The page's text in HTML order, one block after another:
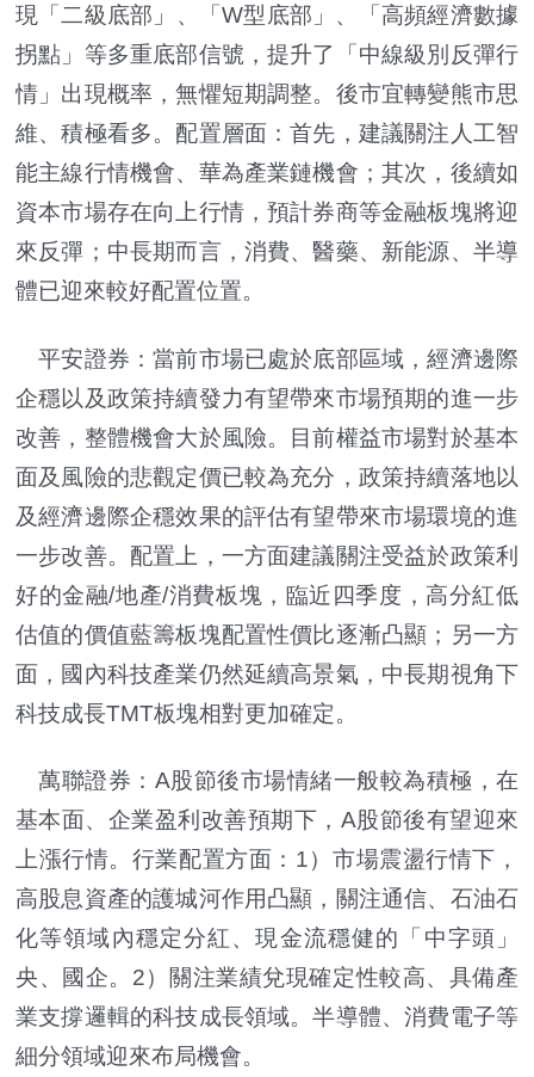
現「二級底部」、「W型底部」、「高頻經濟數據
拐點」等多重底部信號，提升了「中線級別反彈行
情」出現概率，無懼短期調整。後市宜轉變熊市思
維、積極看多。配置層面：首先，建議關注人工智
能主線行情機會、華為產業鏈機會；其次，後續如
資本市場存在向上行情，預計券商等金融板塊將迎
來反彈；中長期而言，消費、醫藥、新能源、半導
體已迎來較好配置位置。
平安證券：當前市場已處於底部區域，經濟邊際
企穩以及政策持續發力有望帶來市場預期的進一步
改善，整體機會大於風險。目前權益市場對於基本
面及風險的悲觀定價已較為充分，政策持續落地以
及經濟邊際企穩效果的評估有望帶來市場環境的進
一步改善。配置上，一方面建議關注受益於政策利
好的金融/地產/消費板塊，臨近四季度，高分紅低
估值的價值藍籌板塊配置性價比逐漸凸顯；另一方
面，國內科技產業仍然延續高景氣，中長期視角下
科技成長TMT板塊相對更加確定。
萬聯證券：A股節後市場情緒一般較為積極，在
基本面、企業盈利改善預期下，A股節後有望迎來
上漲行情。行業配置方面：1）市場震盪行情下，
高股息資產的護城河作用凸顯，關注通信、石油石
化等領域內穩定分紅、現金流穩健的「中字頭」
央、國企。2）關注業績兌現確定性較高、具備產
業支撐邏輯的科技成長領域。半導體、消費電子等
細分領域迎來布局機會。